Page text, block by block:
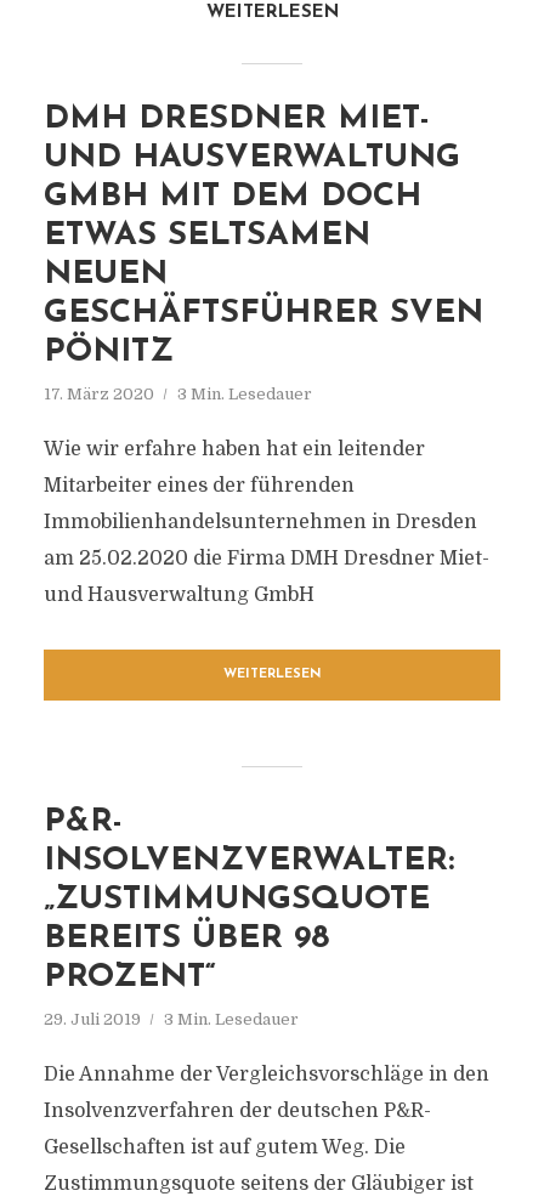
WEITERLESEN
DMH DRESDNER MIET-
UND HAUSVERWALTUNG
GMBH MIT DEM DOCH
ETWAS SELTSAMEN
NEUEN
GESCHÄFTSFÜHRER SVEN
PÖNITZ
17. März 2020 3 Min. Lesedauer
Wie wir erfahre haben hat ein leitender
Mitarbeiter eines der führenden
Immobilienhandelsunternehmen in Dresden
am 25.02.2020 die Firma DMH Dresdner Miet-
und Hausverwaltung GmbH
WEITERLESEN
P&R-
INSOLVENZVERWALTER:
„ZUSTIMMUNGSQUOTE
BEREITS ÜBER 98
PROZENT“
29. Juli 2019 3 Min. Lesedauer
Die Annahme der Vergleichsvorschläge in den
Insolvenzverfahren der deutschen P&R-
Gesellschaften ist auf gutem Weg. Die
Zustimmungsquote seitens der Gläubiger ist